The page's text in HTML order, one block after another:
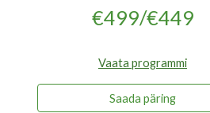
€499/€449
Vaata programmi
Saada päring